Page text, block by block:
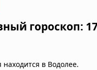
гороскоп:
находится в Водолее.